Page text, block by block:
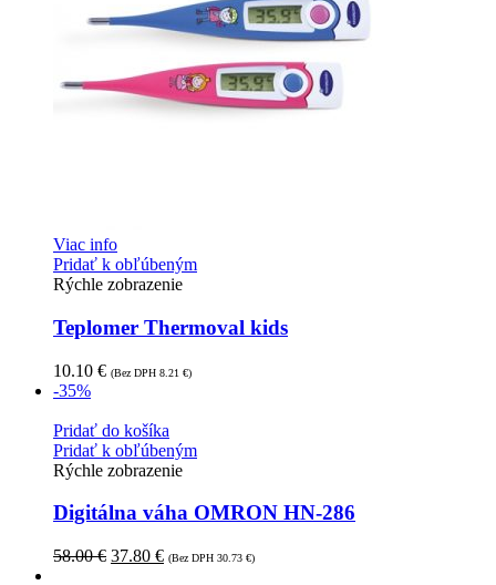
Viac info
Pridať k obľúbeným
Rýchle zobrazenie
Teplomer Thermoval kids
10.10 € (Bez DPH 8.21 €)
-35%
Pridať do košíka
Pridať k obľúbeným
Rýchle zobrazenie
Digitálna váha OMRON HN-286
58.00€ 37.80 € (Bez DPH 30.73 €)